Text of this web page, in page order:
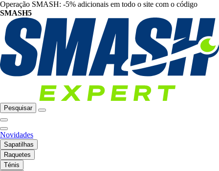
Operação SMASH: -5% adicionais em todo o site com o código
SMASH5
Pesquisar
Novidades
Sapatilhas
Raquetes
Ténis